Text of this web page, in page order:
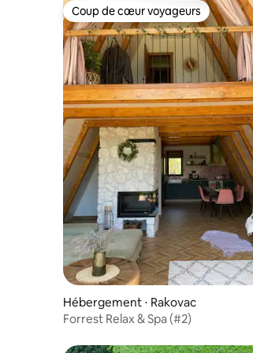
Coup de cœur voyageurs
Coup de cœur voyageurs
Hébergement ⋅ Rakovac
Forrest Relax & Spa (#2)